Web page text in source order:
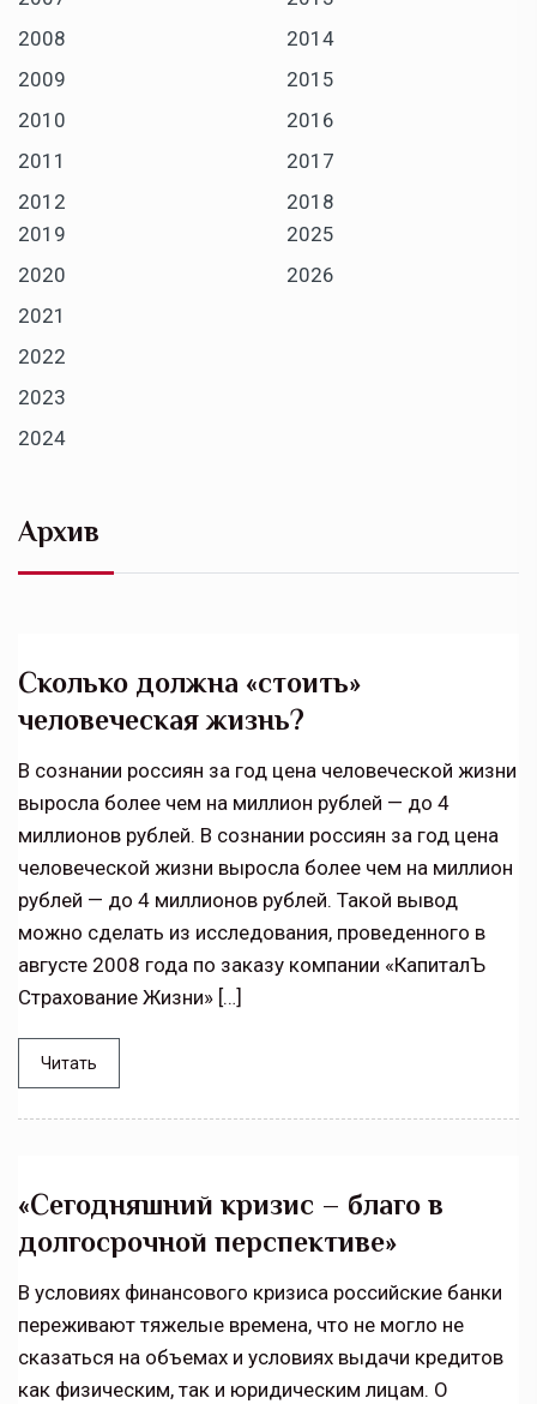
2008
2009
2010
2011
2012
2014
2015
2016
2017
2018
2019
2020
2021
2022
2023
2024
2025
2026
Архив
Сколько должна «стоить»
человеческая жизнь?
В сознании россиян за год цена человеческой жизни
выросла более чем на миллион рублей — до 4
миллионов рублей. В сознании россиян за год цена
человеческой жизни выросла более чем на миллион
рублей — до 4 миллионов рублей. Такой вывод
можно сделать из исследования, проведенного в
августе 2008 года по заказу компании «КапиталЪ
Страхование Жизни» […]
Читать
«Сегодняшний кризис – благо в
долгосрочной перспективе»
В условиях финансового кризиса российские банки
переживают тяжелые времена, что не могло не
сказаться на объемах и условиях выдачи кредитов
как физическим, так и юридическим лицам. О